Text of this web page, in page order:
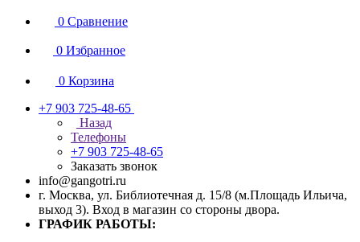
0 Сравнение
0 Избранное
0 Корзина
+7 903 725-48-65
Назад
Телефоны
+7 903 725-48-65
Заказать звонок
info@gangotri.ru
г. Москва, ул. Библиотечная д. 15/8 (м.Площадь Ильича,
выход 3). Вход в магазин со стороны двора.
ГРАФИК РАБОТЫ: